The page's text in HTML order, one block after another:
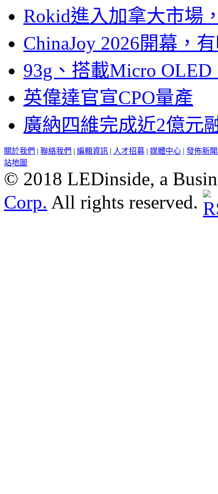
Rokid進入加拿大市場
ChinaJoy 2026開幕，
93g、搭載Micro
英偉達官宣CPO量產
廣納四維完成近2億元
關於我們 | 聯絡我們 | 編輯資訊 | 人才招募 | 媒體中心 | 發佈新
站地圖
© 2018 LEDinside, a
Corp. All rights reserved.